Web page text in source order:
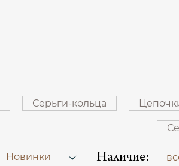
Серьги-кольца
Новинки Наличие: